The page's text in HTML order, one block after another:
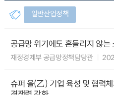
일반산업정책
공급망 위기에도 흔들리지 않
재정경제부 공급망정책담당관
슈퍼 을(乙) 기업 육성 및 협력